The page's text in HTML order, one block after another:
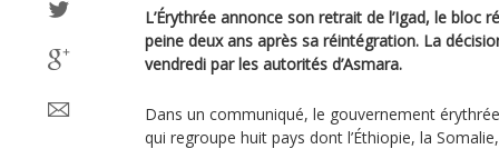
L’Érythrée annonce son retrait de l’Igad, le bloc
peine deux ans après sa réintégration. La
vendredi par les autorités d’Asmara.
Dans un communiqué, le gouvernement
qui regroupe huit pays dont l’Éthiopie, la